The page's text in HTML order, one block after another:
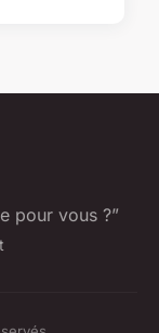
pour vous ?”